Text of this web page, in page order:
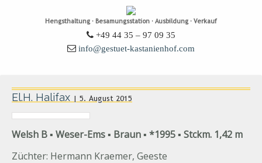
Hengsthaltung · Besamungsstation · Ausbildung · Verkauf
+49 44 35 – 97 09 35
info@gestuet-kastanienhof.com
El.H. Halifax | 5. August 2015
Welsh B ▪ Weser-Ems ▪ Braun ▪ *1995 ▪ Stckm. 1,42 m
Züchter: Hermann Kraemer, Geeste